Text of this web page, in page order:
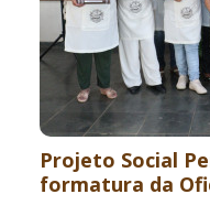
Projeto Social
formatura da